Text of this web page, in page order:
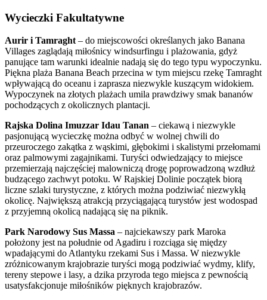
Wycieczki Fakultatywne
Aurir i Tamraght– do miejscowości określanych jako Banana
Villages zaglądają miłośnicy windsurfingu i plażowania, gdyż
panujące tam warunki idealnie nadają się do tego typu wypoczynku.
Piękna plaża Banana Beach przecina w tym miejscu rzekę Tamraght
wpływającą do oceanu i zaprasza niezwykle kuszącym widokiem.
Wypoczynek na złotych plażach umila prawdziwy smak bananów
pochodzących z okolicznych plantacji.
Rajska Dolina Imuzzar Idau Tanan – ciekawą i niezwykle
pasjonującą wycieczkę można odbyć w wolnej chwili do
przeuroczego zakątka z wąskimi, głębokimi i skalistymi przełomami
oraz palmowymi zagajnikami. Turyści odwiedzający to miejsce
przemierzają najczęściej malowniczą drogę poprowadzoną wzdłuż
budzącego zachwyt potoku. W Rajskiej Dolinie początek biorą
liczne szlaki turystyczne, z których można podziwiać niezwykłą
okolicę. Największą atrakcją przyciągającą turystów jest wodospad
z przyjemną okolicą nadającą się na piknik.
Park Narodowy Sus Massa – najciekawszy park Maroka
położony jest na południe od Agadiru i rozciąga się między
wpadającymi do Atlantyku rzekami Sus i Massa. W niezwykle
zróżnicowanym krajobrazie turyści mogą podziwiać wydmy, klify,
tereny stepowe i lasy, a dzika przyroda tego miejsca z pewnością
usatysfakcjonuje miłośników pięknych krajobrazów.